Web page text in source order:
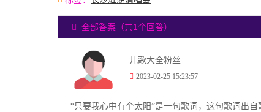
全部答案（共1个回答）
儿歌大全粉丝
2023-02-25 15:23:57
“只要我心中有个太阳”是一句歌词，这句歌词出